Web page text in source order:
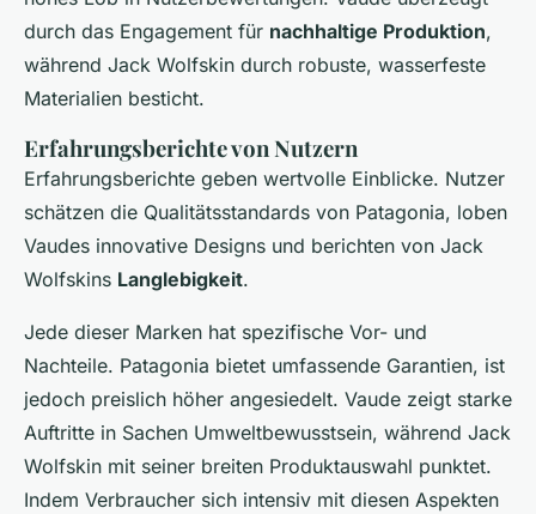
durch das Engagement für nachhaltige Produktion,
während Jack Wolfskin durch robuste, wasserfeste
Materialien besticht.
Erfahrungsberichte von Nutzern
Erfahrungsberichte geben wertvolle Einblicke. Nutzer
schätzen die Qualitätsstandards von Patagonia, loben
Vaudes innovative Designs und berichten von Jack
Wolfskins Langlebigkeit.
Jede dieser Marken hat spezifische Vor- und
Nachteile. Patagonia bietet umfassende Garantien, ist
jedoch preislich höher angesiedelt. Vaude zeigt starke
Auftritte in Sachen Umweltbewusstsein, während Jack
Wolfskin mit seiner breiten Produktauswahl punktet.
Indem Verbraucher sich intensiv mit diesen Aspekten